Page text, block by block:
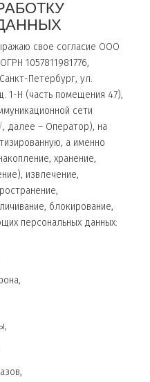
свое согласие ООО
1057811981776,
Петербург, ул.
1-Н (часть помещения 47),
сети
, далее – Оператор), на
а именно
хранение,
извлечение,
блокирование,
персональных данных: